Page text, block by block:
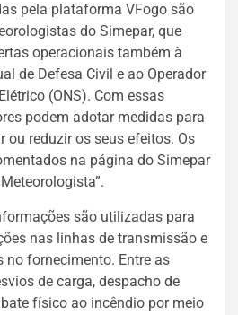
pela plataforma VFogo são
do Simepar, que
operacionais também à
de Defesa Civil e ao Operador
(ONS). Com essas
podem adotar medidas para
ou reduzir os seus efeitos. Os
na página do Simepar
são utilizadas para
nas linhas de transmissão e
no fornecimento. Entre as
de carga, despacho de
físico ao incêndio por meio